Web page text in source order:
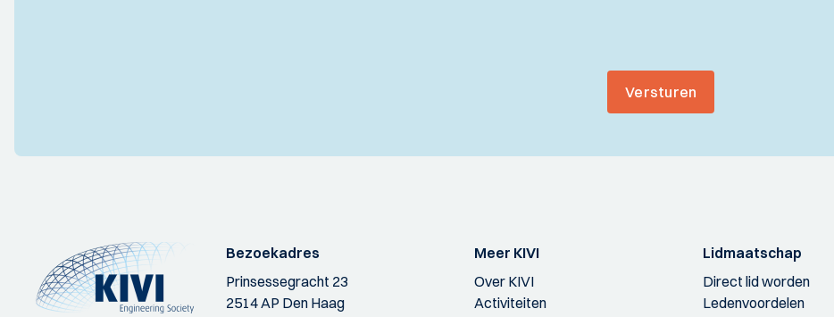
Versturen
Bezoekadres
Prinsessegracht 23
2514 AP Den Haag
Meer KIVI
Over KIVI
Activiteiten
Lidmaatschap
Direct lid worden
Ledenvoordelen